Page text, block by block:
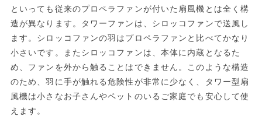
といっても従来のプロペラファンが付いた扇風機とは全く構
造が異なります。タワーファンは、シロッコファンで送風し
ます。シロッコファンの羽はプロペラファンと比べてかなり
小さいです。またシロッコファンは、本体に内蔵となるた
め、ファンを外から触ることはできません。このような構造
のため、羽に手が触れる危険性が非常に少なく、タワー型扇
風機は小さなお子さんやペットのいるご家庭でも安心して使
えます。